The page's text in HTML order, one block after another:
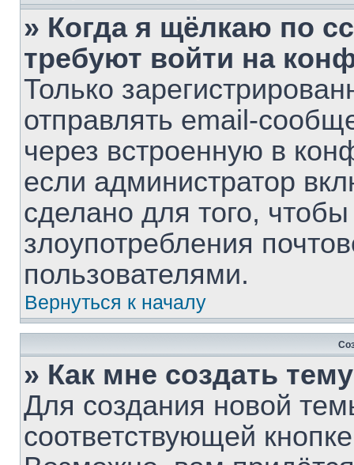
» Когда я щёлкаю по
требуют войти на
Только
отправлять email-
через встроенную в
если администратор
сделано для того,
злоупотребления
пользователями.
Вернуться к началу
» Как мне создать
Для создания новой
соответствующей